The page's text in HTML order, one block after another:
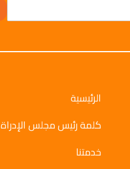
الرئيسية
كلمة رئيس مجلس الإدراة
خدمتنا